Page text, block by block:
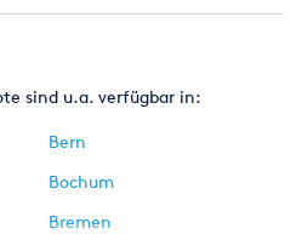
sind u.a. verfügbar in:
Bern
Bochum
Bremen